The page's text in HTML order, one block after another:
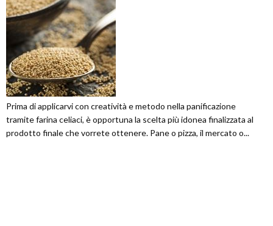
Prima di applicarvi con creatività e metodo nella panificazione
tramite farina celiaci, è opportuna la scelta più idonea finalizzata al
prodotto finale che vorrete ottenere. Pane o pizza, il mercato o...